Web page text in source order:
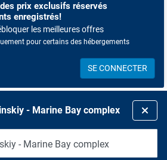
des prix exclusifs réservés
enregistrés!
les meilleures offres
pour certains des hébergements
SE CONNECTER
- Marine Bay complex
- Marine Bay complex